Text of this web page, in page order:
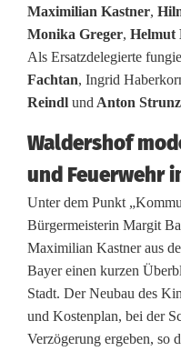
W
a
h
j
a
h
r
e
v
Maximilian Kastner,
Monika Greger, Helmut
Als Ersatzdelegierte
Fachtan, Ingrid
Reindl und Anton Strunz
Waldershof
und Feuerwehr
Unter dem Punkt
Bürgermeisterin Margit
Maximilian Kastner aus
Bayer einen kurzen
Stadt. Der Neubau des
und Kostenplan, bei der
Verzögerung ergeben, so